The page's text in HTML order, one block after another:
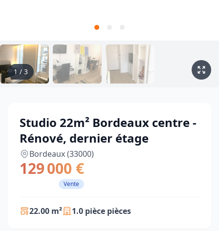
1/ 3
Studio 22m² Bordeaux centre -
Rénové, dernier étage
Bordeaux (33000)
129 000 €
Vente
22.00 m² 1.0 pièce pièces